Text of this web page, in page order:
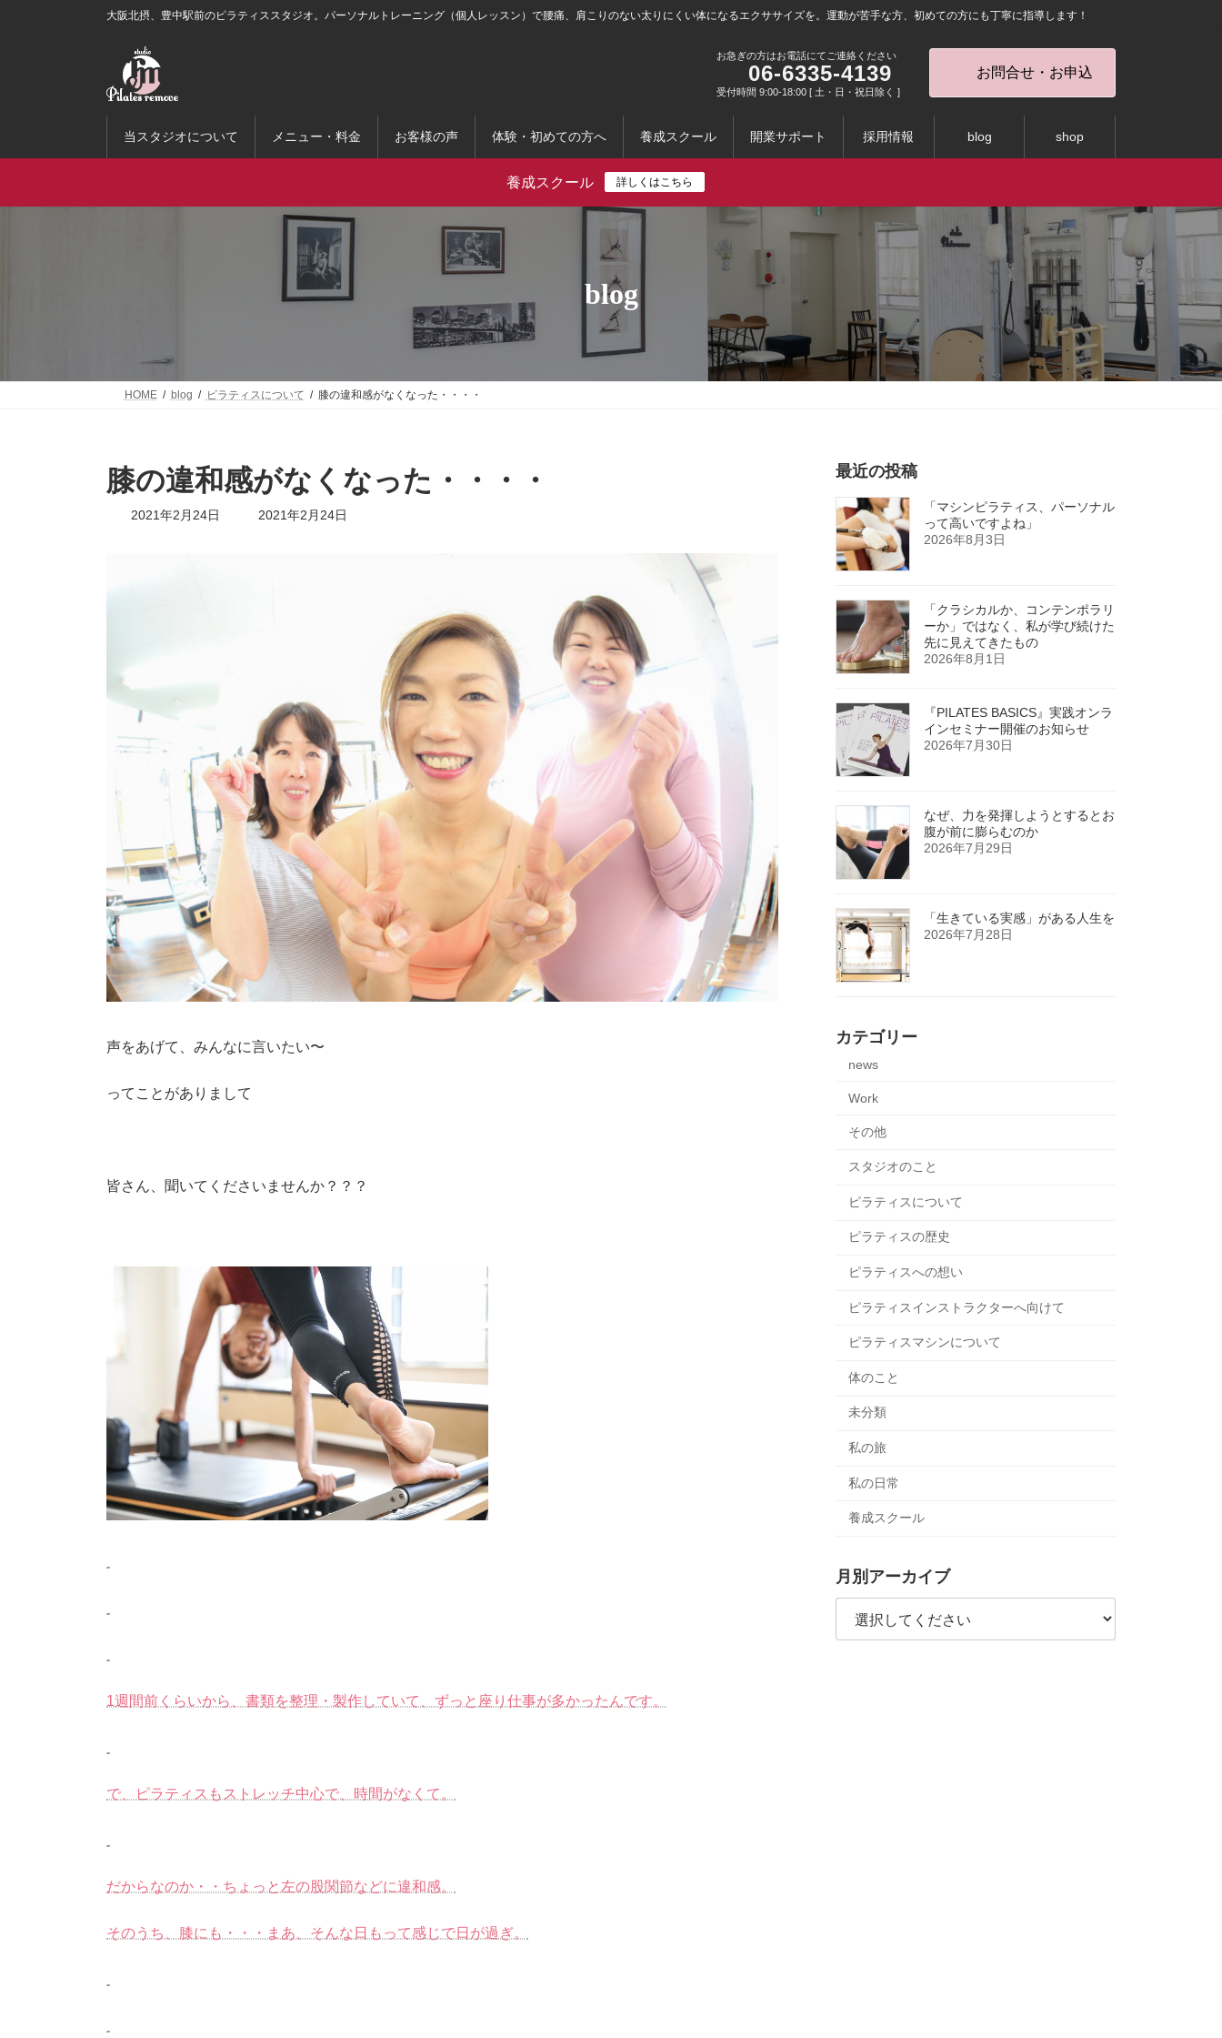
ッ
移
大阪北摂、豊中駅前のピラティススタジオ。パーソナルトレーニング（個人レッスン）で腰痛、肩こりのない太りにくい体になるエクササイズを。運動が苦手な方、初めての方にも丁寧に指導します！
お急ぎの方はお電話にてご連絡ください
06-6335-4139
受付時間 9:00-18:00 [ 土・日・祝日除く ]
お問合せ・お申込
当スタジオについて メニュー・料金 お客様の声 体験・初めての方へ 養成スクール 開業サポート 採用情報 blog shop
養成スクール 詳しくはこちら
blog
HOME blog ピラティスについて 膝の違和感がなくなった・・・・
膝の違和感がなくなった・・・・
2021年2月24日
最
2021年2月24日
声をあげて、みんなに言いたい〜
ってことがありまして
皆さん、聞いてくださいませんか？？？
1週間前くらいから、書類を整理・製作していて、ずっと座り仕事が多かったんです。
で、ピラティスもストレッチ中心で、時間がなくて。
だからなのか・・ちょっと左の股関節などに違和感。
そのうち、膝にも・・・まあ、そんな日もって感じで日が過ぎ。
最近の投稿
「マシンピラティス、パーソナル
って高いですよね」
2026年8月3日
「クラシカルか、コンテンポラリ
ーか」ではなく、私が学び続けた
先に見えてきたもの
2026年8月1日
『PILATES BASICS』実践オンラ
インセミナー開催のお知らせ
2026年7月30日
なぜ、力を発揮しようとするとお
腹が前に膨らむのか
2026年7月29日
「生きている実感」がある人生を
2026年7月28日
カテゴリー
news
Work
その他
スタジオのこと
ピラティスについて
ピラティスの歴史
ピラティスへの想い
ピラティスインストラクターへ向けて
ピラティスマシンについて
体のこと
未分類
私の旅
私の日常
養成スクール
月別アーカイブ